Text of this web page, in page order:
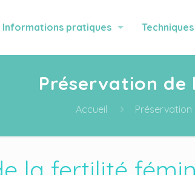
Informations pratiques Techniques
Préservation
Accueil